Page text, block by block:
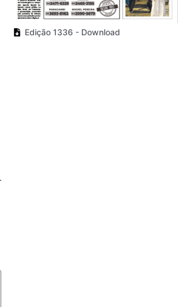
Edição 1336 - Download